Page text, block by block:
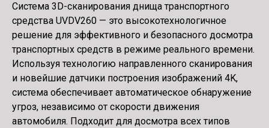
Система 3D-сканирования днища транспортного
средства UVDV260 — это высокотехнологичное
решение для эффективного и безопасного досмотра
транспортных средств в режиме реального времени.
Используя технологию направленного сканирования
и новейшие датчики построения изображений 4K,
система обеспечивает автоматическое обнаружение
угроз, независимо от скорости движения
автомобиля. Подходит для досмотра всех типов